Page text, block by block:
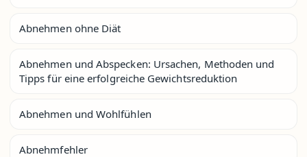
Abnehmen ohne Diät
Abnehmen und Abspecken: Ursachen, Methoden und
Tipps für eine erfolgreiche Gewichtsreduktion
Abnehmen und Wohlfühlen
Abnehmfehler